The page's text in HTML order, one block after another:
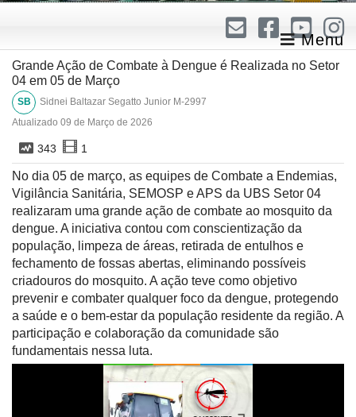
Grande Ação de Combate à Dengue é Realizada no Setor
04 em 05 de Março
SB
Sidnei Baltazar Segatto Junior M-2997
Atualizado 09 de Março de 2026
343 1
No dia 05 de março, as equipes de Combate a Endemias,
Vigilância Sanitária, SEMOSP e APS da UBS Setor 04
realizaram uma grande ação de combate ao mosquito da
dengue. A iniciativa contou com conscientização da
população, limpeza de áreas, retirada de entulhos e
fechamento de fossas abertas, eliminando possíveis
criadouros do mosquito. A ação teve como objetivo
prevenir e combater qualquer foco da dengue, protegendo
a saúde e o bem-estar da população residente da região. A
participação e colaboração da comunidade são
fundamentais nessa luta.